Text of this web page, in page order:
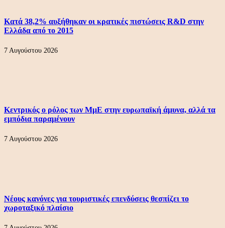
Κατά 38,2% αυξήθηκαν οι κρατικές πιστώσεις R&D στην
Ελλάδα από το 2015
7 Αυγούστου 2026
Κεντρικός ο ρόλος των ΜμΕ στην ευρωπαϊκή άμυνα, αλλά τα
εμπόδια παραμένουν
7 Αυγούστου 2026
Νέους κανόνες για τουριστικές επενδύσεις θεσπίζει το
χωροταξικό πλαίσιο